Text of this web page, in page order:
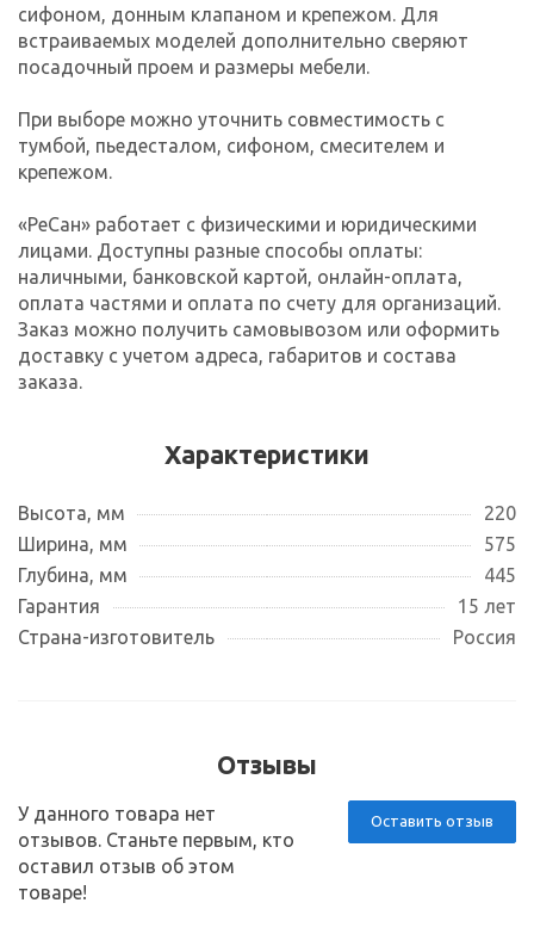
сифоном, донным клапаном и крепежом. Для
встраиваемых моделей дополнительно сверяют
посадочный проем и размеры мебели.
При выборе можно уточнить совместимость с
тумбой, пьедесталом, сифоном, смесителем и
крепежом.
«РеСан» работает с физическими и юридическими
лицами. Доступны разные способы оплаты:
наличными, банковской картой, онлайн-оплата,
оплата частями и оплата по счету для организаций.
Заказ можно получить самовывозом или оформить
доставку с учетом адреса, габаритов и состава
заказа.
Характеристики
Высота, мм
220
Ширина, мм
575
Глубина, мм
445
Гарантия
15 лет
Страна-изготовитель
Россия
Отзывы
Оставить отзыв
У данного товара нет
отзывов. Станьте первым, кто
оставил отзыв об этом
товаре!